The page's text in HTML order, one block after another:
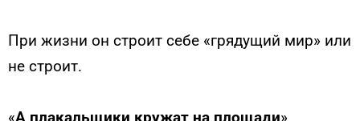
При жизни он строит себе «грядущий мир» или
не строит.